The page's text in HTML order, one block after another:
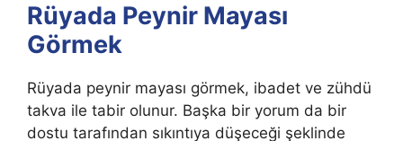
Rüyada Peynir Mayası
Görmek
Rüyada peynir mayası görmek, ibadet ve zühdü
takva ile tabir olunur. Başka bir yorum da bir
dostu tarafından sıkıntıya düşeceği şeklinde